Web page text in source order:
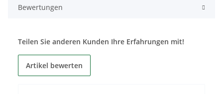
Bewertungen
Teilen Sie anderen Kunden Ihre Erfahrungen mit!
Artikel bewerten